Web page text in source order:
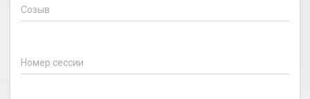
Созыв
Номер сессии